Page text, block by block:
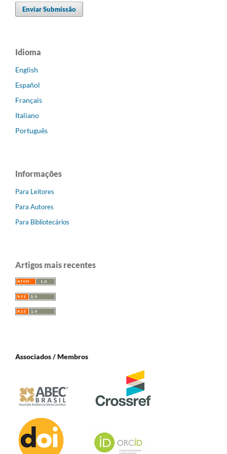
Enviar Submissão
Idioma
English
Español
Français
Italiano
Português
Informações
Para Leitores
Para Autores
Para Bibliotecários
Artigos mais recentes
Associados / Membros